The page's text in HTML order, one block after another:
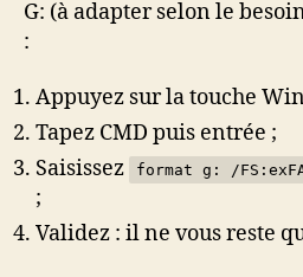
G: (à adapter selon le
:
Appuyez sur la touche
Tapez CMD puis entrée ;
Saisissez
format g: /
;
Validez : il ne vous reste